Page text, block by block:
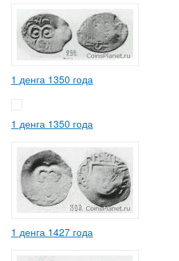
1 денга 1350 года
1 денга 1350 года
1 денга 1427 года